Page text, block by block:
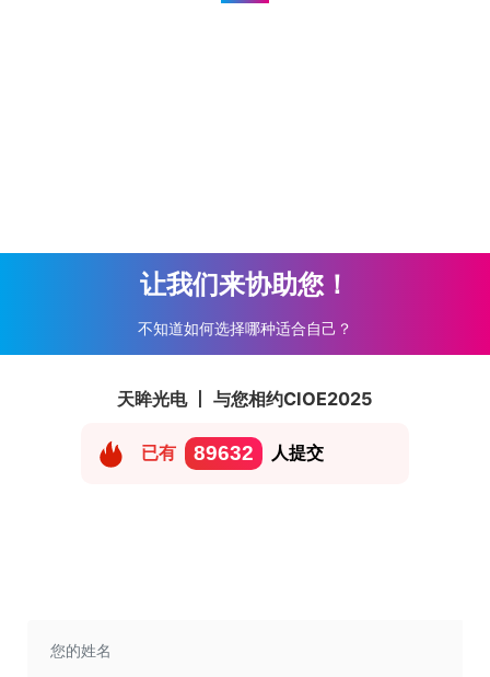
让我们来协助您！
不知道如何选择哪种适合自己？
天眸光电 丨 与您相约CIOE2025
已有 89632 人提交